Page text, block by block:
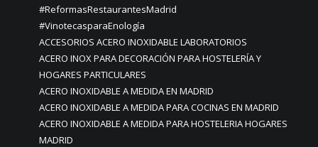
#ReformasRestaurantesMadrid
#VinotecasparaEnología
ACCESORIOS ACERO INOXIDABLE LABORATORIOS
ACERO INOX PARA DECORACIÓN PARA HOSTELERÍA Y
HOGARES PARTICULARES
ACERO INOXIDABLE A MEDIDA EN MADRID
ACERO INOXIDABLE A MEDIDA PARA COCINAS EN MADRID
ACERO INOXIDABLE A MEDIDA PARA HOSTELERIA HOGARES
MADRID